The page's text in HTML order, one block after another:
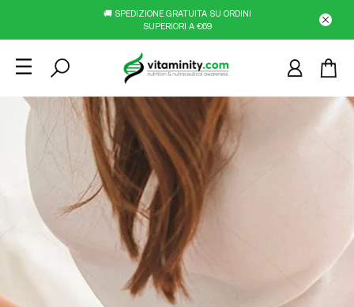
🚚 SPEDIZIONE GRATUITA SU ORDINI
SUPERIORI A €69